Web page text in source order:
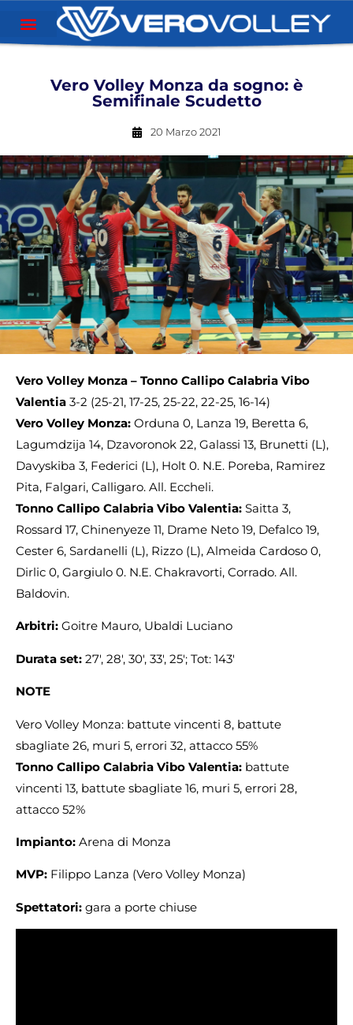
Vero Volley Monza da sogno: è
Semifinale Scudetto
20 Marzo 2021
Vero Volley Monza – Tonno Callipo Calabria Vibo
Valentia 3-2 (25-21, 17-25, 25-22, 22-25, 16-14)
Vero Volley Monza: Orduna 0, Lanza 19, Beretta 6,
Lagumdzija 14, Dzavoronok 22, Galassi 13, Brunetti (L),
Davyskiba 3, Federici (L), Holt 0. N.E. Poreba, Ramirez
Pita, Falgari, Calligaro. All. Eccheli.
Tonno Callipo Calabria Vibo Valentia: Saitta 3,
Rossard 17, Chinenyeze 11, Drame Neto 19, Defalco 19,
Cester 6, Sardanelli (L), Rizzo (L), Almeida Cardoso 0,
Dirlic 0, Gargiulo 0. N.E. Chakravorti, Corrado. All.
Baldovin.
Arbitri: Goitre Mauro, Ubaldi Luciano
Durata set: 27′, 28′, 30′, 33′, 25′; Tot: 143′
NOTE
Vero Volley Monza: battute vincenti 8, battute
sbagliate 26, muri 5, errori 32, attacco 55%
Tonno Callipo Calabria Vibo Valentia: battute
vincenti 13, battute sbagliate 16, muri 5, errori 28,
attacco 52%
Impianto: Arena di Monza
MVP: Filippo Lanza (Vero Volley Monza)
Spettatori: gara a porte chiuse